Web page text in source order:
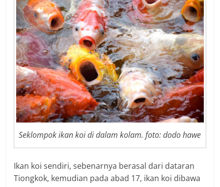
Seklompok ikan koi di dalam kolam. foto: dodo hawe
Ikan koi sendiri, sebenarnya berasal dari dataran
Tiongkok, kemudian pada abad 17, ikan koi dibawa